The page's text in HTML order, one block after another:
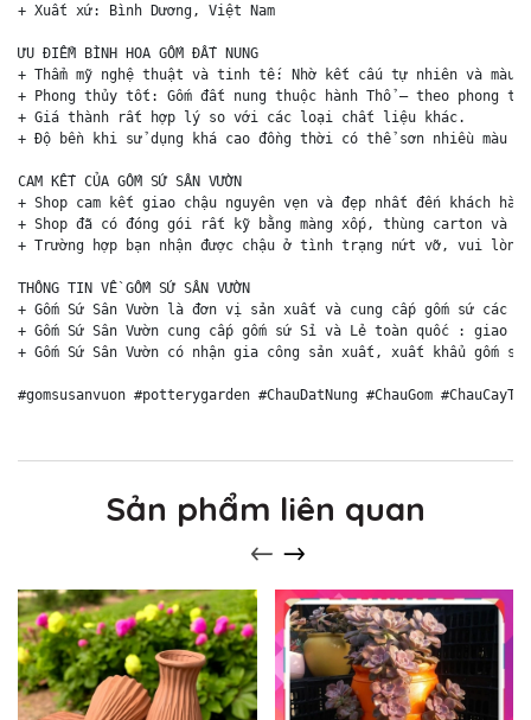
+ Xuất xứ: Bình Dương, Việt Nam
ƯU ĐIỂM BÌNH HOA GỐM ĐẤT NUNG
+ Thẩm mỹ nghệ thuật và tinh tế: Nhờ kết cấu tự nhiên và màu
+ Phong thủy tốt: Gốm đất nung thuộc hành Thổ – theo phong
+ Giá thành rất hợp lý so với các loại chất liệu khác.
+ Độ bền khi sử dụng khá cao đồng thời có thể sơn nhiều màu
CAM KẾT CỦA GỐM SỨ SÂN VƯỜN
+ Shop cam kết giao chậu nguyên vẹn và đẹp nhất đến khách hàng
+ Shop đã có đóng gói rất kỹ bằng màng xốp, thùng carton và
+ Trường hợp bạn nhận được chậu ở tình trạng nứt vỡ, vui lòng
THÔNG TIN VỀ GỐM SỨ SÂN VƯỜN
+ Gốm Sứ Sân Vườn là đơn vị sản xuất và cung cấp gốm sứ
+ Gốm Sứ Sân Vườn cung cấp gốm sứ Sỉ và Lẻ toàn quốc :
+ Gốm Sứ Sân Vườn có nhận gia công sản xuất, xuất khẩu gốm sứ
Sản phẩm liên quan